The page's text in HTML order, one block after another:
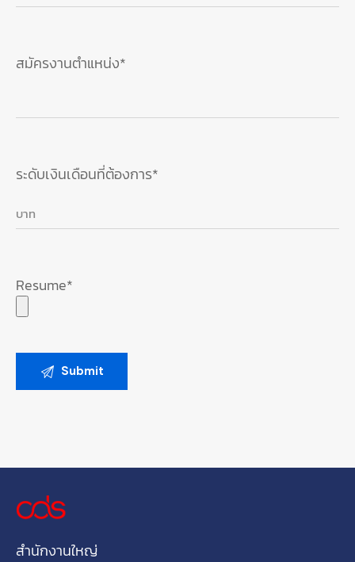
สมัครงานตำแหน่ง*
ระดับเงินเดือนที่ต้องการ*
Resume*
สำนักงานใหญ่